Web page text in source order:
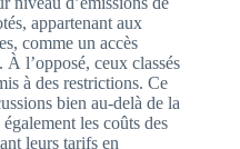
appartenant aux
comme un accès
l’opposé, ceux classés
à des restrictions. Ce
bien au-delà de la
les coûts des
leurs tarifs en